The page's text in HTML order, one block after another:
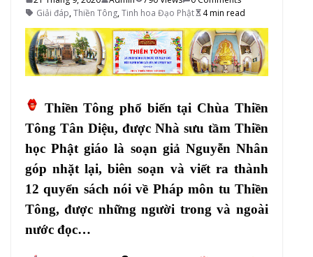
Giải đáp,Thiền Tông,Tinh hoa Đạo Phật 4 min read
Thiền Tông phổ biến tại Chùa Thiền
Tông Tân Diệu, được Nhà sưu tầm Thiền
học Phật giáo là soạn giả Nguyễn Nhân
góp nhặt lại, biên soạn và viết ra thành
12 quyển sách nói về Pháp môn tu Thiền
Tông, được những người trong và ngoài
nước đọc…